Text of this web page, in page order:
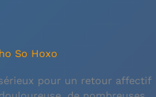
So Hoxo
pour un retour affectif